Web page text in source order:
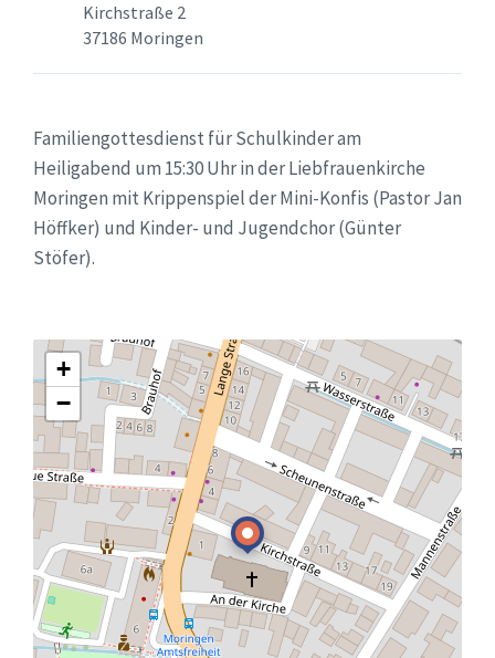
Kirchstraße 2
37186 Moringen
Familiengottesdienst für Schulkinder am
Heiligabend um 15:30 Uhr in der Liebfrauenkirche
Moringen mit Krippenspiel der Mini-Konfis (Pastor Jan
Höffker) und Kinder- und Jugendchor (Günter
Stöfer).
+
−